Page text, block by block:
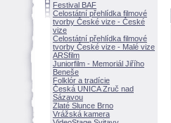
Festival BAF
Celostátní přehlídka filmové
tvorby České vize - České
vize
Celostátní přehlídka filmové
tvorby České vize - Malé vize
ARSfilm
Juniorfilm - Memoriál Jiřího
Beneše
Folklór a tradície
Česká UNICA Zruč nad
Sázavou
Zlaté Slunce Brno
Vrážská kamera